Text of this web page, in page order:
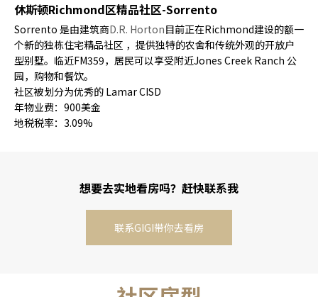
休斯顿Richmond区精品社区-Sorrento
Sorrento 是由建筑商D.R. Horton目前正在Richmond建设的额一
个新的独栋住宅精品社区 ，提供独特的农舍和传统外观的开放户
型别墅。临近FM359，居民可以享受附近Jones Creek Ranch 公
园，购物和餐饮。
社区被划分为优秀的 Lamar CISD
年物业费：900美金
地税税率：3.09%
想要去实地看房吗？赶快联系我
联系GIGI带你去看房